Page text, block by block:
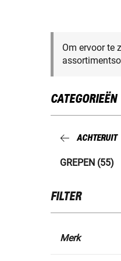
Om ervoor te
CATEGORIEËN
ACHTERUIT
GREPEN (55)
FILTER
Merk